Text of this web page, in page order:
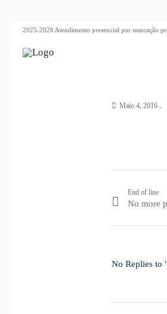
2025-2026 Atendimento presencial por marcação
Maio 4, 2016
End of line
No more
No Replies to